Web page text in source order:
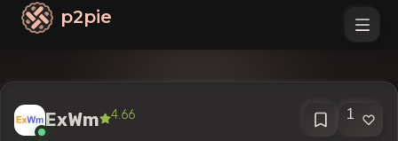
p2pie
ExWm 4.66 1